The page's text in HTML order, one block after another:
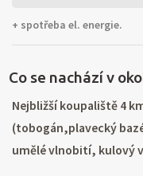
+ spotřeba el. energie.
Co se nachází v
Nejbližší koupaliště 4
(tobogán,plavecký
umělé vlnobití, kulový